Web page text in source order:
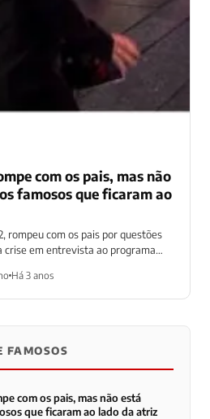
com os pais, mas não
famosos que ficaram ao
rompeu com os pais por questões
crise em entrevista ao programa
Há 3 anos
FAMOSOS
com os pais, mas não está
que ficaram ao lado da atriz